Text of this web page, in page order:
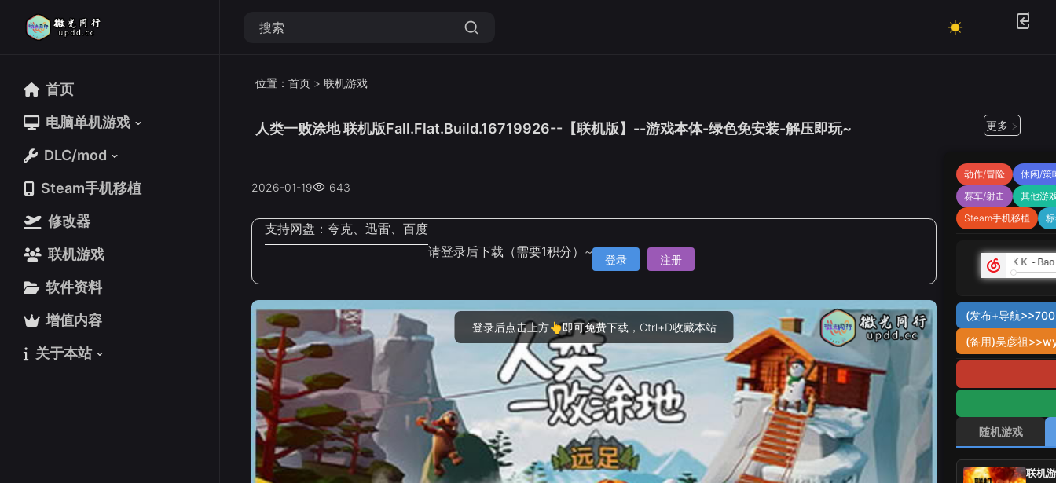
首页
电脑单机游戏
DLC/mod
Steam手机移植
修改器
联机游戏
软件资料
增值内容
关于本站
首页
电脑单机游戏
DLC/mod
Steam手机移植
修改器
联机游戏
软件资料
增值内容
关于本站
位置： 首页 > 联机游戏
人类一败涂地 联机版Fall.Flat.Build.16719926--【联机版】--游戏本体-绿色免安装-解压即玩~ 更多 >
2026-01-19 643
支持网盘： 夸克、迅雷、百度
请登录后下载（需要1积分）~
登录 注册
登录后点击上方👆即可免费下载，Ctrl+D收藏本站
动作/冒险
休闲/策
赛车/射击
其他游
Steam手机移植
(发布+导航
(备用)吴彦祖
随机游戏
联机